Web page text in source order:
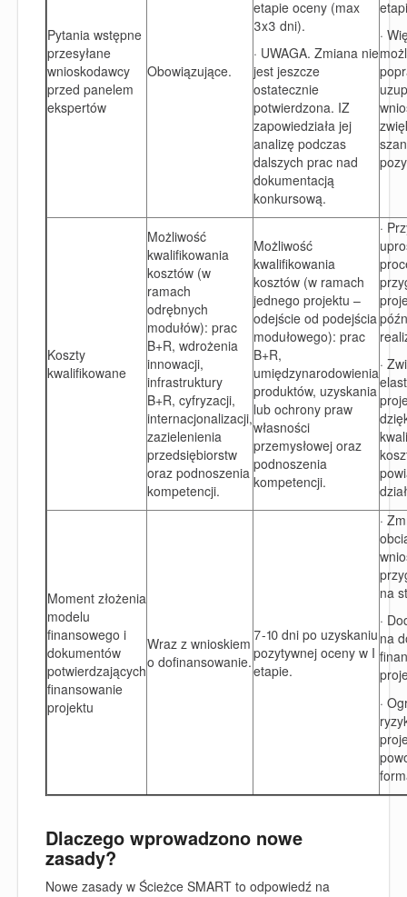
Pytania wstępne
przesyłane
wnioskodawcy
przed panelem
ekspertów
Obowiązujące.
etapie oceny (max
3x3 dni).
· UWAGA. Zmiana nie
jest jeszcze
ostatecznie
potwierdzona. IZ
zapowiedziała jej
analizę podczas
dalszych prac nad
dokumentacją
konkursową.
·
Koszty
kwalifikowane
Możliwość
kwalifikowania
kosztów (w
ramach
odrębnych
modułów): prac
B+R, wdrożenia
innowacji,
infrastruktury
B+R, cyfryzacji,
internacjonalizacji,
zazielenienia
przedsiębiorstw
oraz podnoszenia
kompetencji.
Możliwość
kwalifikowania
kosztów (w ramach
jednego projektu –
odejście od podejścia
modułowego): prac
B+R,
umiędzynarodowienia
produktów, uzyskania
lub ochrony praw
własności
przemysłowej oraz
podnoszenia
kompetencji.
·
·
Moment złożenia
modelu
finansowego i
dokumentów
potwierdzających
finansowanie
projektu
Wraz z wnioskiem
o dofinansowanie.
7-10 dni po uzyskaniu
pozytywnej oceny w I
etapie.
·
na
·
na
·
Dlaczego wprowadzono nowe
zasady?
Nowe zasady w Ścieżce SMART to odpowiedź na